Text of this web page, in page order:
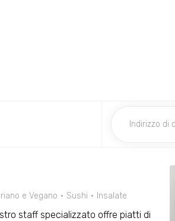
e Vegano Sushi Insalate
staff specializzato offre piatti di